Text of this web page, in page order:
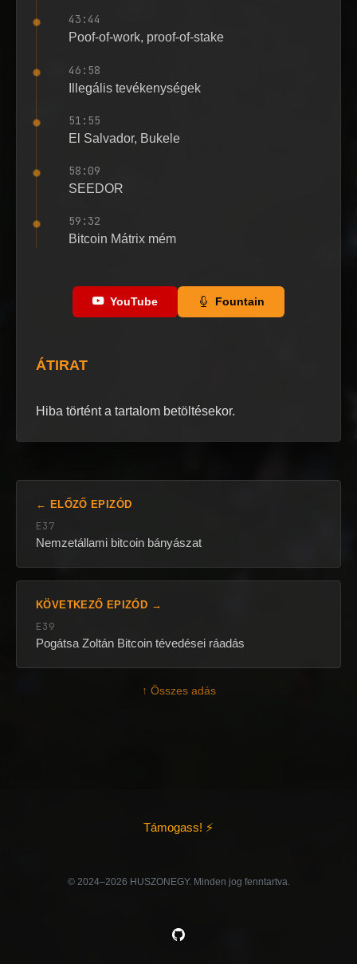
43:44
Poof-of-work, proof-of-stake
46:58
Illegális tevékenységek
51:55
El Salvador, Bukele
58:09
SEEDOR
59:32
Bitcoin Mátrix mém
YouTube Fountain
ÁTIRAT
Hiba történt a tartalom betöltésekor.
← ELŐZŐ EPIZÓD
E37
Nemzetállami bitcoin bányászat
KÖVETKEZŐ EPIZÓD →
E39
Pogátsa Zoltán Bitcoin tévedései ráadás
↑ Összes adás
Támogass! ⚡
©️ 2024–2026 HUSZONEGY. Minden jog fenntartva.